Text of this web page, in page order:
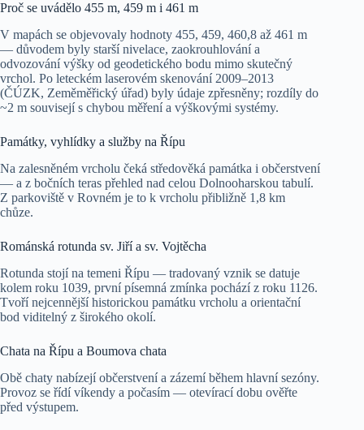
Proč se uvádělo 455 m, 459 m i 461 m
V mapách se objevovaly hodnoty 455, 459, 460,8 až 461 m
— důvodem byly starší nivelace, zaokrouhlování a
odvozování výšky od geodetického bodu mimo skutečný
vrchol. Po leteckém laserovém skenování 2009–2013
(ČÚZK, Zeměměřický úřad) byly údaje zpřesněny; rozdíly do
~2 m souvisejí s chybou měření a výškovými systémy.
Památky, vyhlídky a služby na Řípu
Na zalesněném vrcholu čeká středověká památka i občerstvení
— a z bočních teras přehled nad celou Dolnooharskou tabulí.
Z parkoviště v Rovném je to k vrcholu přibližně 1,8 km
chůze.
Románská rotunda sv. Jiří a sv. Vojtěcha
Rotunda stojí na temeni Řípu — tradovaný vznik se datuje
kolem roku 1039, první písemná zmínka pochází z roku 1126.
Tvoří nejcennější historickou památku vrcholu a orientační
bod viditelný z širokého okolí.
Chata na Řípu a Boumova chata
Obě chaty nabízejí občerstvení a zázemí během hlavní sezóny.
Provoz se řídí víkendy a počasím — otevírací dobu ověřte
před výstupem.